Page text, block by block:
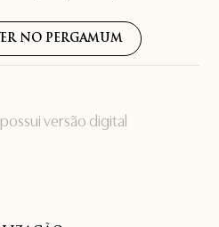
versão digital
NO PERGAMUM